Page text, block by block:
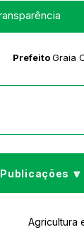
PrefeitoGraia
Publicações 🔽
Agricultura